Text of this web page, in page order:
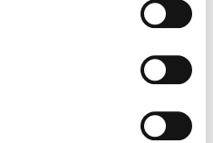
Ersatzfilterset (Art.Nr.